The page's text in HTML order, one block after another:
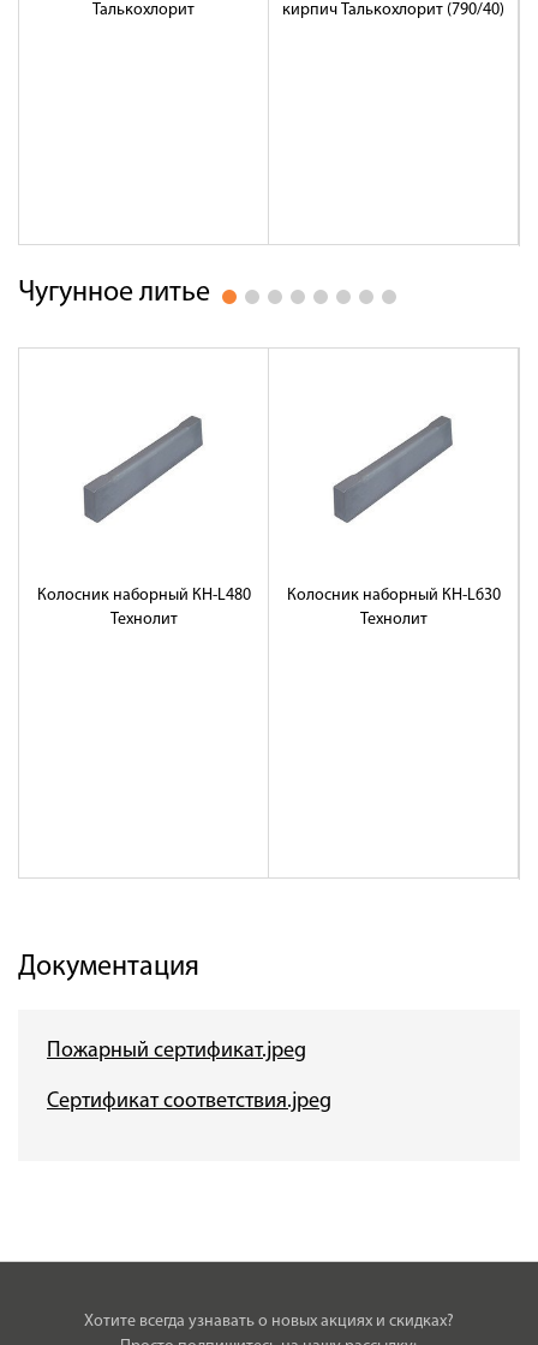
Талькохлорит
кирпич Талькохлорит (790/40)
Чугунное литье
Колосник наборный КН-L480
Технолит
Колосник наборный КН-L630
Технолит
Документация
Пожарный сертификат.jpeg
Сертификат соответствия.jpeg
Хотите всегда узнавать о новых акциях и скидках?